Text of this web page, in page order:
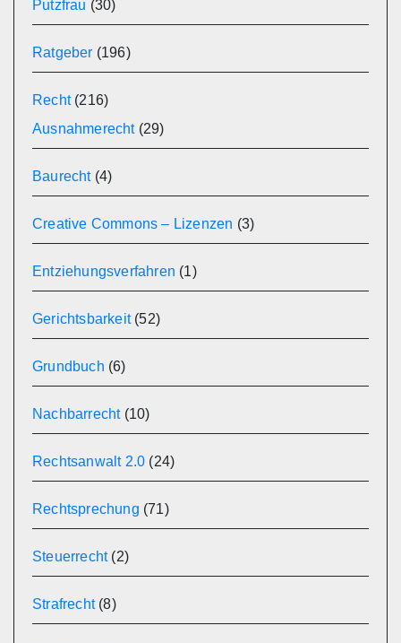
Putzfrau (30)
Ratgeber (196)
Recht(216)
Ausnahmerecht(29)
Baurecht(4)
Creative Commons – Lizenzen (3)
Entziehungsverfahren (1)
Gerichtsbarkeit(52)
Grundbuch (6)
Nachbarrecht(10)
Rechtsanwalt 2.0 (24)
Rechtsprechung (71)
Steuerrecht(2)
Strafrecht(8)